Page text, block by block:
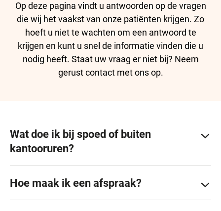
Op deze pagina vindt u antwoorden op de vragen
die wij het vaakst van onze patiënten krijgen. Zo
hoeft u niet te wachten om een antwoord te
krijgen en kunt u snel de informatie vinden die u
nodig heeft. Staat uw vraag er niet bij? Neem
gerust contact met ons op.
Wat doe ik bij spoed of buiten
kantooruren?
Hoe maak ik een afspraak?